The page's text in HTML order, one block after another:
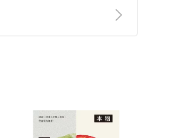
以有形媒介提供之數位
「申請取消訂單 /退
完成